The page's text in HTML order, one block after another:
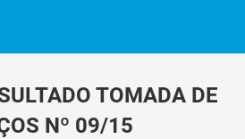
TOMADA DE
Nº 09/15